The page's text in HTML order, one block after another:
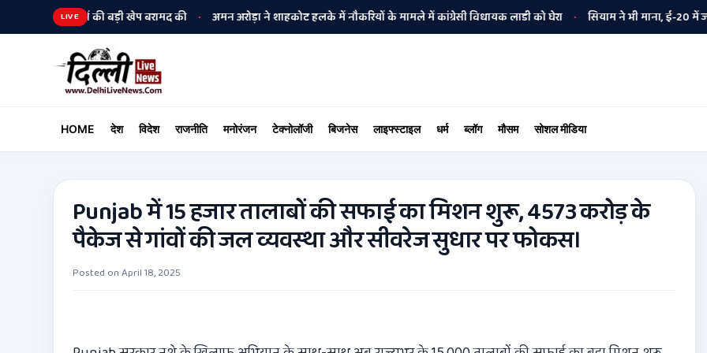
LIVE
की बड़ी खेप बरामद की • अमन अरोड़ा ने शाहकोट हलके में नौकरियों के मामले में कांग्रेसी विधायक लाडी को घेरा • सियाम ने भी माना, ई-20 में ज्यादा
HOME देश विदेश राजनीति मनोरंजन टेक्नोलॉजी बिजनेस लाइफ्स्टाइल धर्म ब्लॉग मौसम सोशल मीडिया
Punjab में 15 हजार तालाबों की सफाई का मिशन शुरू, 4573 करोड़ के
पैकेज से गांवों की जल व्यवस्था और सीवरेज सुधार पर फोकस।
Posted onApril 18, 2025